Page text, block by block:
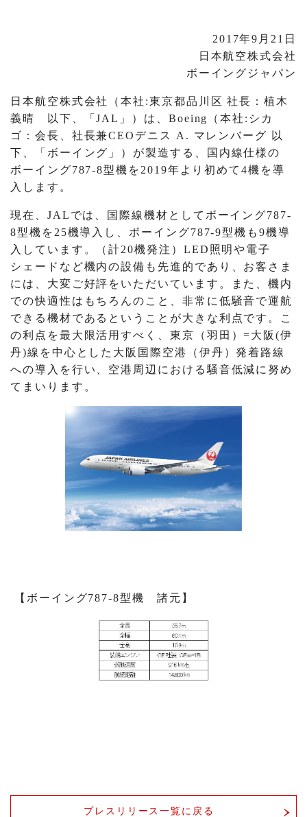
2017年9月21日
日本航空株式会社
ボーイングジャパン
日本航空株式会社（本社:東京都品川区 社長：植木
義晴 以下、「JAL」）は、Boeing（本社:シカ
ゴ：会長、社長兼CEOデニス A. マレンバーグ 以
下、「ボーイング」）が製造する、国内線仕様の
ボーイング787-8型機を2019年より初めて4機を導
入します。
現在、JALでは、国際線機材としてボーイング787-
8型機を25機導入し、ボーイング787-9型機も9機導
入しています。（計20機発注）LED照明や電子
シェードなど機内の設備も先進的であり、お客さま
には、大変ご好評をいただいています。また、機内
での快適性はもちろんのこと、非常に低騒音で運航
できる機材であるということが大きな利点です。こ
の利点を最大限活用すべく、東京（羽田）=大阪(伊
丹)線を中心とした大阪国際空港（伊丹）発着路線
への導入を行い、空港周辺における騒音低減に努め
てまいります。
【ボーイング787-8型機 諸元】
プレスリリース一覧に戻る